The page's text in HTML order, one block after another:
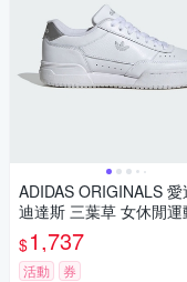
ADIDAS ORIGINALS
迪達斯 三葉草 女休閒運
白色 COURT SUPER W-IF943
3
$1,737
活動 券